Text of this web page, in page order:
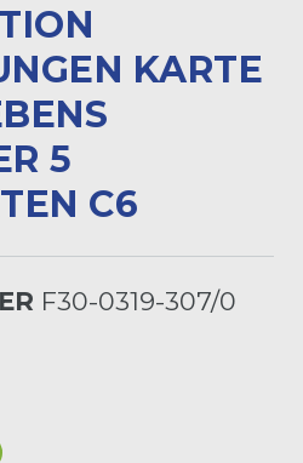
KARTE
5
C6
F30-0319-307/0